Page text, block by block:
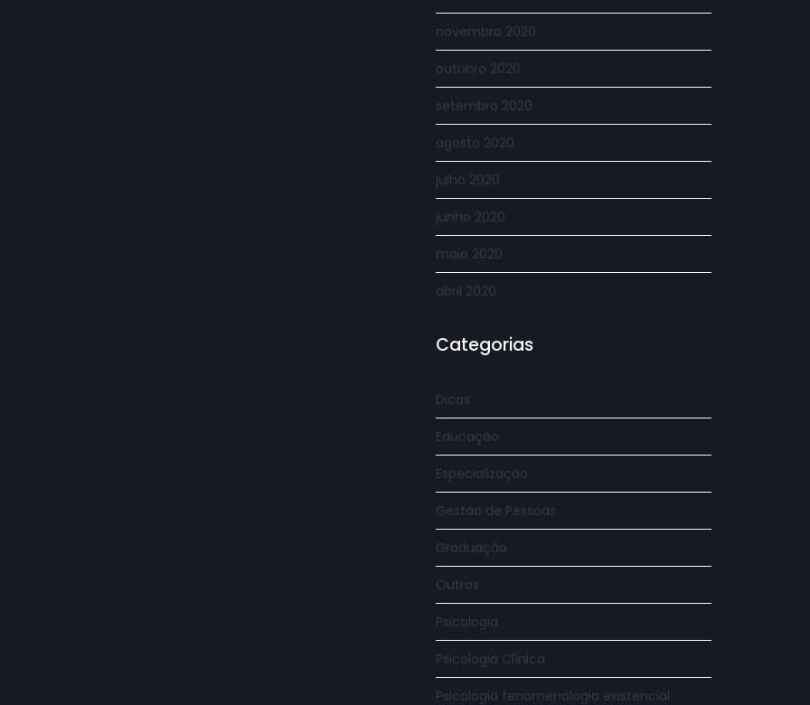
novembro 2020
outubro 2020
setembro 2020
agosto 2020
julho 2020
junho 2020
maio 2020
abril 2020
Categorias
Dicas
Educação
Especialização
Gestão de Pessoas
Graduação
Outros
Psicologia
Psicologia Clínica
Psicologia fenomenologia existencial